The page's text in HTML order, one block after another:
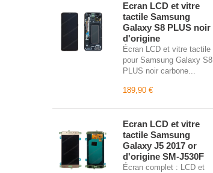
Écran LCD et vitre
tactile Samsung
Galaxy S8 PLUS noir
d'origine
Écran LCD et vitre tactile
pour Samsung Galaxy S8
PLUS noir carbone...
189,90 €
Écran LCD et vitre
tactile Samsung
Galaxy J5 2017 or
d'origine SM-J530F
Écran complet : LCD et